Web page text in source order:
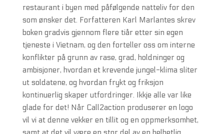
restaurant i byen med påfølgende natteliv for den
som ønsker det. Forfatteren Karl Marlantes skrev
boken gradvis gjennom flere tiår etter sin egen
tjeneste i Vietnam, og den forteller oss om interne
konflikter på grunn av rase, grad, holdninger og
ambisjoner, hvordan et krevende jungel-klima sliter
ut soldatene, og hvordan frykt og friksjon
kontinuerlig skaper utfordringer. Ikkje alle var like
glade for det! Når Call2action produserer en logo
vil vi at denne vekker en tillit og en oppmerksomhet,